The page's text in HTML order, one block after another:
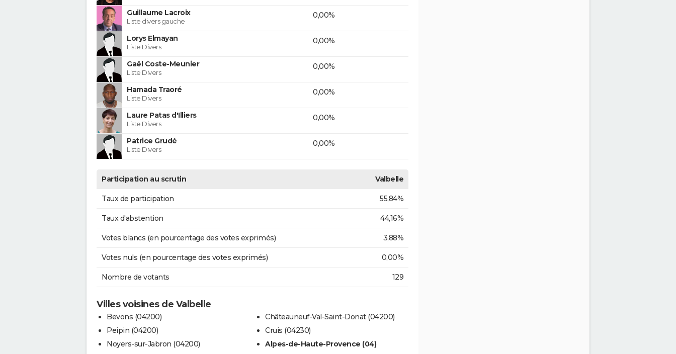
Guillaume Lacroix
Liste divers gauche
0,00%
Lorys Elmayan
Liste Divers
0,00%
Gaël Coste-Meunier
Liste Divers
0,00%
Hamada Traoré
Liste Divers
0,00%
Laure Patas d'Illiers
Liste Divers
0,00%
Patrice Grudé
Liste Divers
0,00%
Participation au scrutin Valbelle
Taux de participation 55,84%
Taux d'abstention 44,16%
Votes blancs (en pourcentage des votes exprimés) 3,88%
Votes nuls (en pourcentage des votes exprimés) 0,00%
Nombre de votants 129
Villes voisines de Valbelle
Bevons (04200)
Peipin (04200)
Noyers-sur-Jabron (04200)
Châteauneuf-Val-Saint-Donat (04200)
Cruis (04230)
Alpes-de-Haute-Provence (04)